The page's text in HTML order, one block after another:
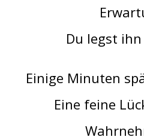
Du legst
Einige Minuten
Eine feine